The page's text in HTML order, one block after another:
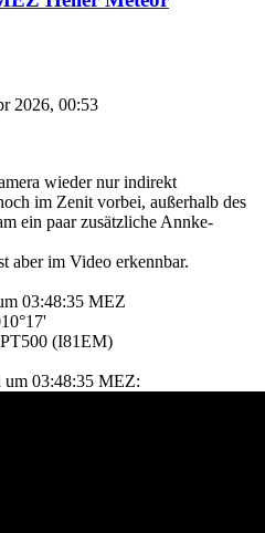
2026, 00:53
wieder nur indirekt
im Zenit vorbei, außerhalb des
ein paar zusätzliche Annke-
aber im Video erkennbar.
03:48:35 MEZ
(I81EM)
um 03:48:35 MEZ: